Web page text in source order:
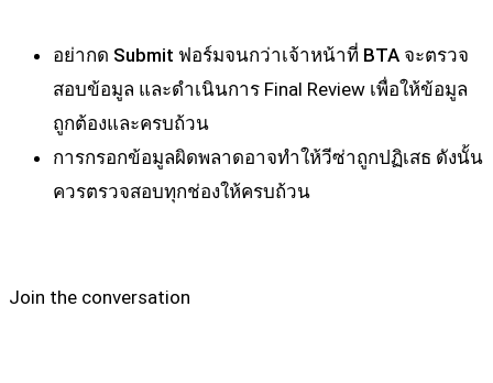
อย่ากด Submit ฟอร์มจนกว่าเจ้าหน้าที่ BTA จะตรวจ
สอบข้อมูล และดำเนินการ Final Review เพื่อให้ข้อมูล
ถูกต้องและครบถ้วน
การกรอกข้อมูลผิดพลาดอาจทำให้วีซ่าถูกปฏิเสธ ดังนั้น
ควรตรวจสอบทุกช่องให้ครบถ้วน
Join the conversation